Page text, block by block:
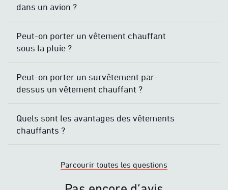
dans un avion ?
Peut-on porter un vêtement chauffant
sous la pluie ?
Peut-on porter un survêtement par-
dessus un vêtement chauffant ?
Quels sont les avantages des vêtements
chauffants ?
Parcourir toutes les questions